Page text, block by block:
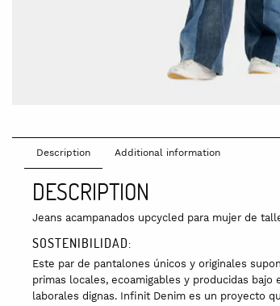
Description Additional information
DESCRIPTION
Jeans acampanados upcycled para mujer de
SOSTENIBILIDAD:
Este par de pantalones únicos y originales
primas locales, ecoamigables y producidas
laborales dignas. Infinit Denim es un proyecto